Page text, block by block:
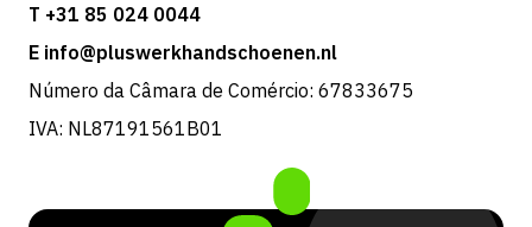
T +31 85 024 0044
E info@pluswerkhandschoenen.nl
Número da Câmara de Comércio: 67833675
IVA: NL87191561B01